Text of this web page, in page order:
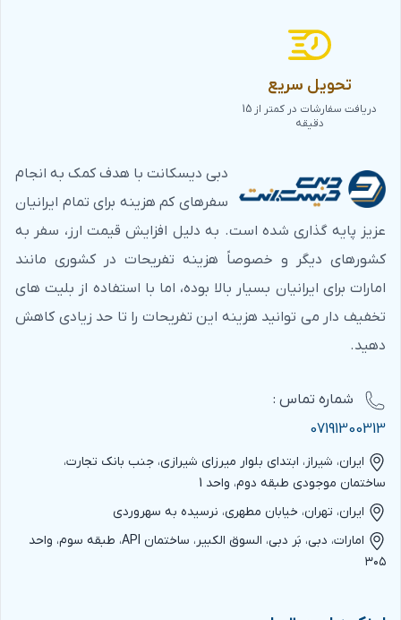
تحویل سریع
دریافت سفارشات در کمتر از 15
دقیقه
دبی دیسکانت با هدف کمک به انجام
سفرهای کم هزینه برای تمام ایرانیان
عزیز پایه گذاری شده است. به دلیل افزایش قیمت ارز، سفر به
کشورهای دیگر و خصوصاً هزینه تفریحات در کشوری مانند
امارات برای ایرانیان بسیار بالا بوده، اما با استفاده از بلیت های
تخفیف دار می توانید هزینه این تفریحات را تا حد زیادی کاهش
دهید.
شماره‌ تماس :
07191300313
ایران، شیراز، ابتدای بلوار میرزای شیرازی، جنب بانک تجارت،
ساختمان موجودی طبقه دوم، واحد 1
ایران، تهران، خیابان مطهری، نرسیده به سهروردی
امارات، دبی، بَر دبی، السوق الکبیر، ساختمان API، طبقه سوم، واحد
۳۰۵